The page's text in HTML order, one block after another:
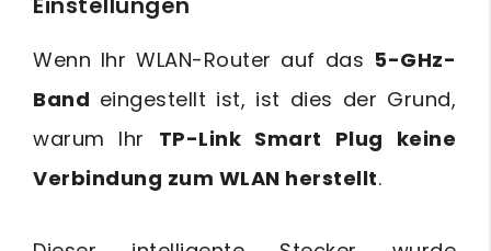
Wenn Ihr WLAN-Router auf das 5-GHz-
Band eingestellt ist, ist dies der Grund,
warum Ihr TP-Link Smart Plug keine
Verbindung zum WLAN herstellt.